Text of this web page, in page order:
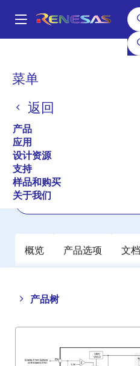
到
菜单
返回
产品
应用
设计资源
支持
样品和购买
关于我们
面
屑
多通道电源管理
RAA271082
有效
汽车类 ASIL B
稳压器和 1 个低压差
概览 产品选项 文档
产品树
Close
tree
Open
tree